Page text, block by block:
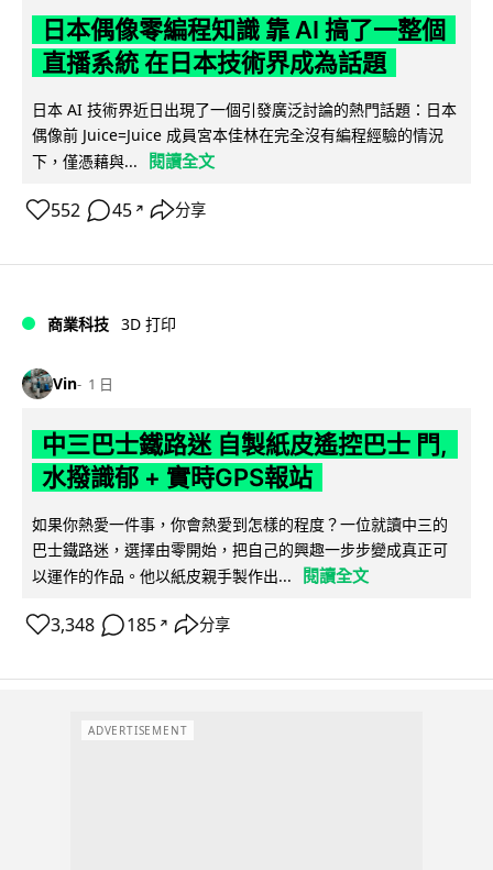
日本偶像零編程知識 靠 AI 搞了一整個
直播系統 在日本技術界成為話題
日本 AI 技術界近日出現了一個引發廣泛討論的熱門話題：日本
偶像前 Juice=Juice 成員宮本佳林在完全沒有編程經驗的情況
下，僅憑藉與...
閱讀全文
552 45 ↗ 分享
商業科技 3D 打印
Vin 1 日
中三巴士鐵路迷 自製紙皮遙控巴士 門,
水撥識郁 + 實時GPS報站
如果你熱愛一件事，你會熱愛到怎樣的程度？一位就讀中三的
巴士鐵路迷，選擇由零開始，把自己的興趣一步步變成真正可
以運作的作品。他以紙皮親手製作出...
閱讀全文
3,348 185 ↗ 分享
ADVERTISEMENT